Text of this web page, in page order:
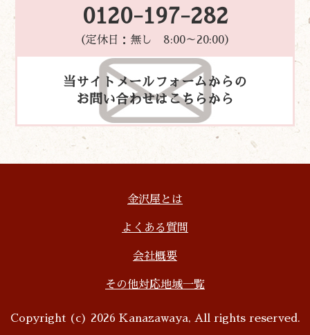
0120-197-282
（定休日：無し 8:00～20:00）
当サイトメールフォームからの
お問い合わせはこちらから
金沢屋とは
よくある質問
会社概要
その他対応地域一覧
Copyright (c) 2026 Kanazawaya, All rights reserved.